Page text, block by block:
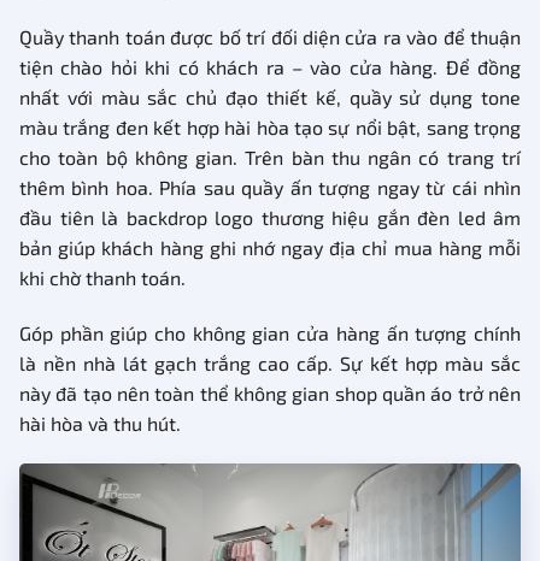
Quầy thanh toán được bố trí đối diện cửa ra vào để thuận
tiện chào hỏi khi có khách ra – vào cửa hàng. Để đồng
nhất với màu sắc chủ đạo thiết kế, quầy sử dụng tone
màu trắng đen kết hợp hài hòa tạo sự nổi bật, sang trọng
cho toàn bộ không gian. Trên bàn thu ngân có trang trí
thêm bình hoa. Phía sau quầy ấn tượng ngay từ cái nhìn
đầu tiên là backdrop logo thương hiệu gắn đèn led âm
bản giúp khách hàng ghi nhớ ngay địa chỉ mua hàng mỗi
khi chờ thanh toán.
Góp phần giúp cho không gian cửa hàng ấn tượng chính
là nền nhà lát gạch trắng cao cấp. Sự kết hợp màu sắc
này đã tạo nên toàn thể không gian shop quần áo trở nên
hài hòa và thu hút.